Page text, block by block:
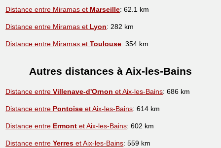
Distance entre Miramas et Marseille: 62.1 km
Distance entre Miramas et Lyon: 282 km
Distance entre Miramas etToulouse: 354 km
Autres distances à Aix-les-Bains
Distance entreVillenave-d'Ornon et Aix-les-Bains: 686 km
Distance entre Pontoise et Aix-les-Bains: 614 km
Distance entre Ermont et Aix-les-Bains: 602 km
Distance entreYerres et Aix-les-Bains: 559 km